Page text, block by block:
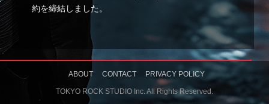
約を締結しました。
TOKYO ROCK STUDIO Inc. All Rights Reserved.
ABOUT CONTACT PRIVACY POLICY